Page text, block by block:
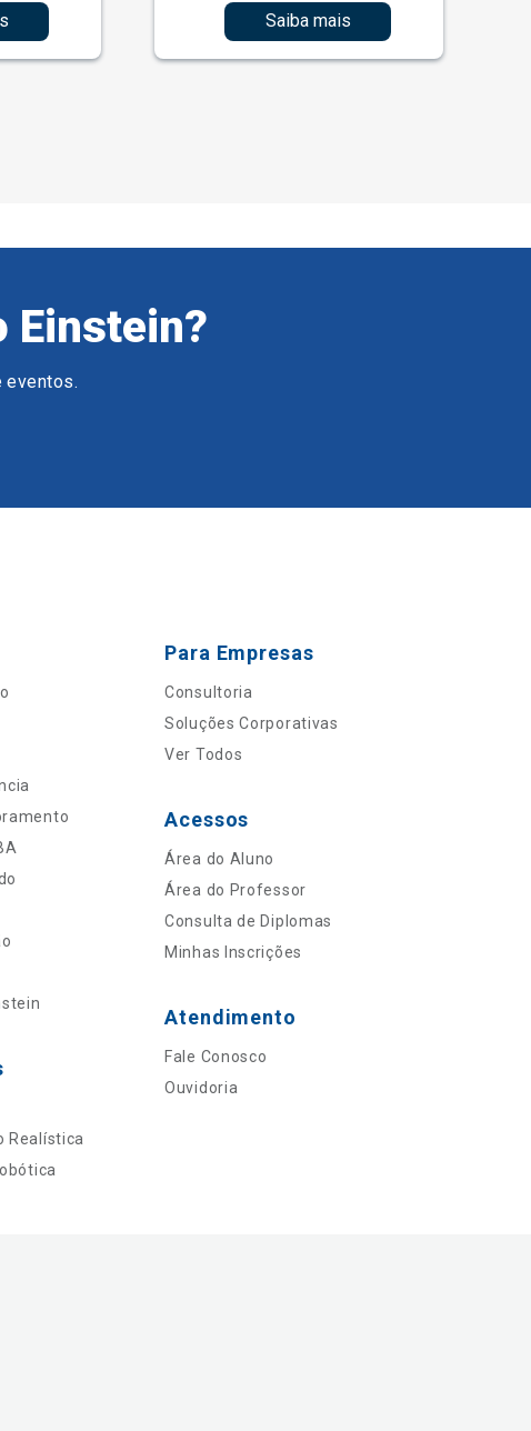
Saiba mais
Einstein?
eventos.
Realística
Para Empresas
Consultoria
Soluções Corporativas
Ver Todos
Acessos
Área do Aluno
Área do Professor
Consulta de Diplomas
Minhas Inscrições
Atendimento
Fale Conosco
Ouvidoria